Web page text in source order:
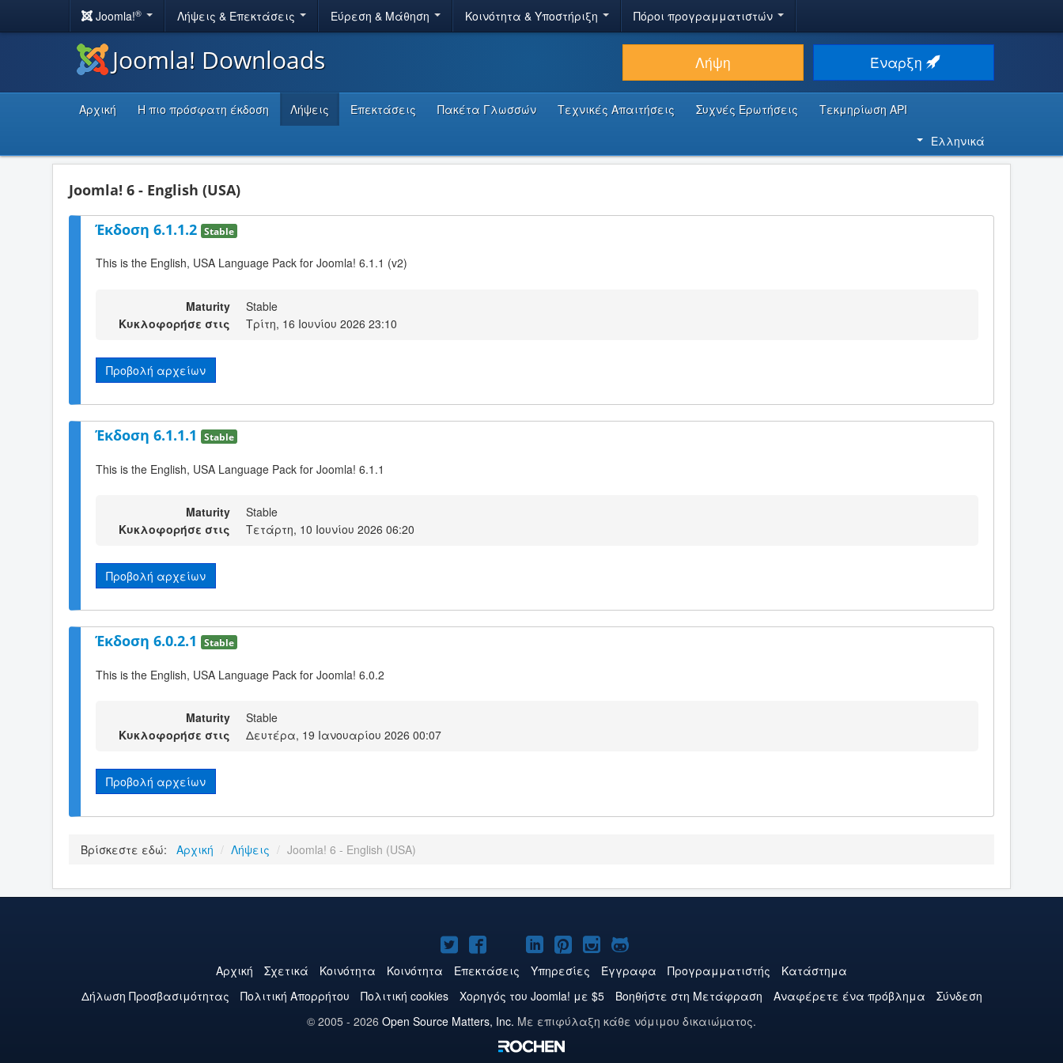
Joomla!® Λήψεις & Επεκτάσεις Εύρεση & Μάθηση Κοινότητα & Υποστήριξη Πόροι προγραμματιστών
Joomla! Downloads Λήψη Έναρξη
Αρχική Η πιο πρόσφατη έκδοση Λήψεις Επεκτάσεις Πακέτα Γλωσσών Τεχνικές Απαιτήσεις Συχνές Ερωτήσεις
Τεκμηρίωση API
Ελληνικά
Joomla! 6 - English (USA)
Έκδοση 6.1.1.2 Stable
This is the English, USA Language Pack for Joomla! 6.1.1 (v2)
Maturity
Stable
Κυκλοφορήσε στις
Τρίτη, 16 Ιουνίου 2026 23:10
Προβολή αρχείων
Έκδοση 6.1.1.1 Stable
This is the English, USA Language Pack for Joomla! 6.1.1
Maturity
Stable
Κυκλοφορήσε στις
Τετάρτη, 10 Ιουνίου 2026 06:20
Προβολή αρχείων
Έκδοση 6.0.2.1 Stable
This is the English, USA Language Pack for Joomla! 6.0.2
Maturity
Stable
Κυκλοφορήσε στις
Δευτέρα, 19 Ιανουαρίου 2026 00:07
Προβολή αρχείων
Βρίσκεστε εδώ: Αρχική / Λήψεις / Joomla! 6 - English (USA)
Το
Joomla!
στο
Twitter
Το
Joomla!
στο
Facebook
Joomla!
στο
YouTube
Το
Joomla!
στο
LinkedIn
Το
Joomla!
στο
Pinterest
Το
Joomla!
στο
Instagram
Το
Joomla!
στο
GitHub
Αρχική Σχετικά Κοινότητα Κοινότητα Επεκτάσεις Υπηρεσίες Έγγραφα Προγραμματιστής
Κατάστημα
Δήλωση Προσβασιμότητας
Πολιτική Aπορρήτου Πολιτική cookies Χορηγός του Joomla! με $5 Βοηθήστε στη Μετάφραση Αναφέρετε ένα πρόβλημα
Σύνδεση
© 2005 - 2026 Open Source Matters, Inc. Με επιφύλαξη κάθε νόμιμου δικαιώµατος.